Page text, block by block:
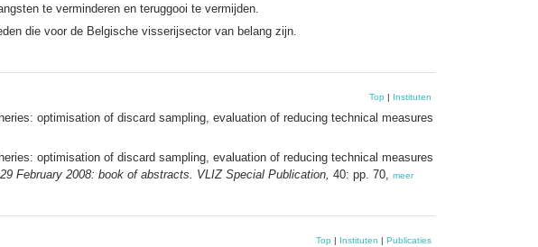
te verminderen en teruggooi te vermijden.
die voor de Belgische visserijsector van belang zijn.
Top | Instituten
optimisation of discard sampling, evaluation of reducing technical measures
optimisation of discard sampling, evaluation of reducing technical measures
February 2008: book of abstracts. VLIZ Special Publication, 40: pp. 70, meer
Top | Instituten | Publicaties